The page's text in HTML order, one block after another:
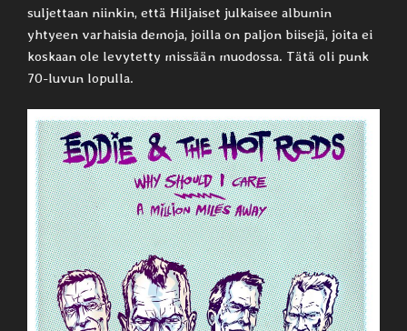
suljettaan niinkin, että Hiljaiset julkaisee albumin
yhtyeen varhaisia demoja, joilla on paljon biisejä, joita ei
koskaan ole levytetty missään muodossa. Tätä oli punk
70-luvun lopulla.